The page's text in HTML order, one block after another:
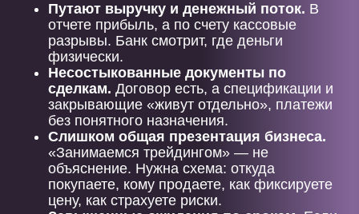
Путают выручку и денежный поток. В
отчете прибыль, а по счету кассовые
разрывы. Банк смотрит, где деньги
физически.
Несостыкованные документы по
сделкам. Договор есть, а спецификации и
закрывающие «живут отдельно», платежи
без понятного назначения.
Слишком общая презентация бизнеса.
«Занимаемся трейдингом» — не
объяснение. Нужна схема: откуда
покупаете, кому продаете, как фиксируете
цену, как страхуете риски.